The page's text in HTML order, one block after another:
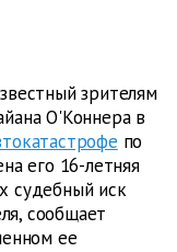
зрителям
О'Коннера в
по
его 16-летняя
судебный иск
сообщает
ее